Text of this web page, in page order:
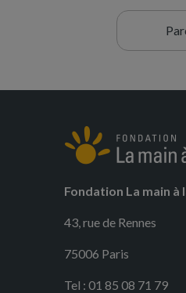
Fondation La main à
43, rue de Rennes
75006 Paris
Tel : 01 85 08 71 79